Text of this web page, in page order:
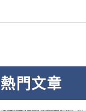
熱門文章